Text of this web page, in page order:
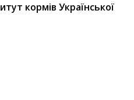
кормів Української